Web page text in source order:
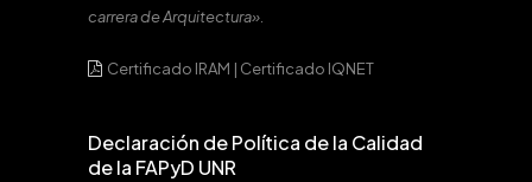
carrera de Arquitectura».
Certificado IRAM | Certificado IQNET
Declaración de Política de la Calidad
de la FAPyD UNR